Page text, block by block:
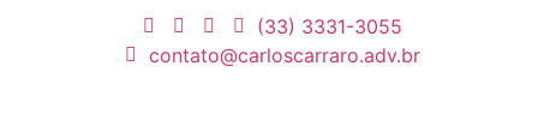
(33) 3331-3055
contato@carloscarraro.adv.br